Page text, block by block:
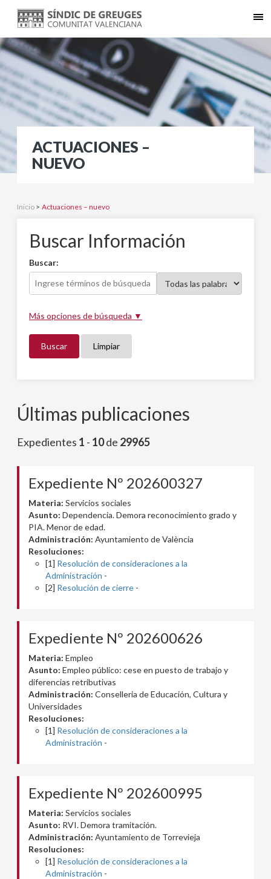
ACTUACIONES –
NUEVO
Inicio > Actuaciones – nuevo
Buscar Información
Buscar:
Más opciones de búsqueda ▼
Buscar Limpiar
Últimas publicaciones
Expedientes 1 - 10de 29965
Expediente Nº 202600327
Materia: Servicios sociales
Asunto: Dependencia. Demora reconocimiento grado y
PIA. Menor de edad.
Administración: Ayuntamiento de València
Resoluciones:
[1] Resolución de consideraciones a la
Administración -
[2] Resolución de cierre -
Expediente Nº 202600626
Materia: Empleo
Asunto: Empleo público: cese en puesto de trabajo y
diferencias retributivas
Administración: Conselleria de Educación, Cultura y
Universidades
Resoluciones:
[1] Resolución de consideraciones a la
Administración -
Expediente Nº 202600995
Materia: Servicios sociales
Asunto: RVI. Demora tramitación.
Administración: Ayuntamiento de Torrevieja
Resoluciones:
[1] Resolución de consideraciones a la
Administración -